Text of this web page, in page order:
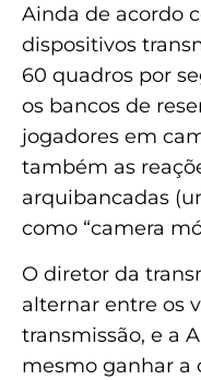
Ainda de acordo
dispositivos
60 quadros por
os bancos de
jogadores em
também as
arquibancadas
como “camera
O diretor da
alternar entre os
transmissão, e a
mesmo ganhar a